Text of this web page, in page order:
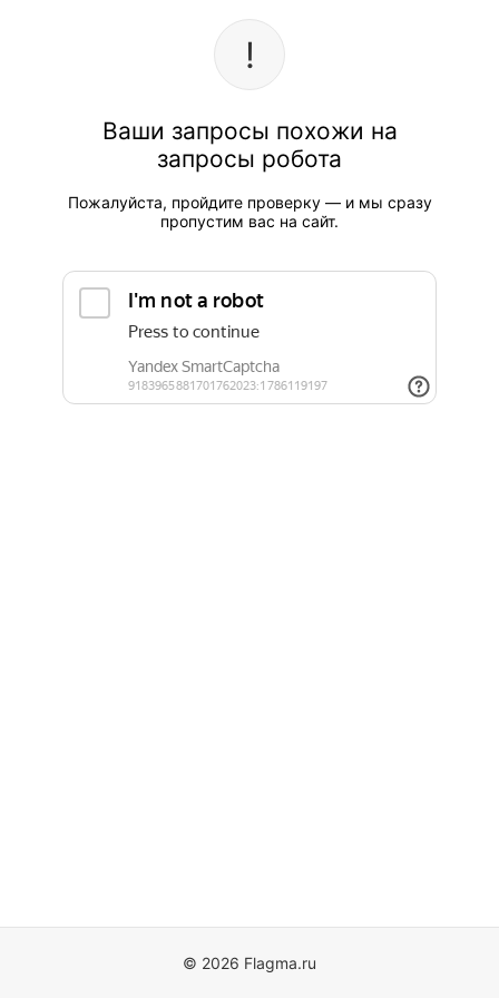
Ваши запросы похожи на
запросы робота
Пожалуйста, пройдите проверку — и мы сразу
пропустим вас на сайт.
© 2026 Flagma.ru